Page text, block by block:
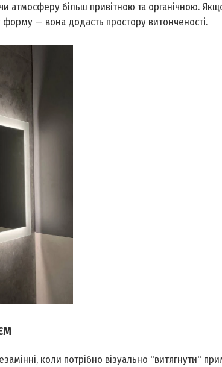
атмосферу більш привітною та органічною.
форму — вона додасть простору витонченості.
коли потрібно візуально "витягнути"